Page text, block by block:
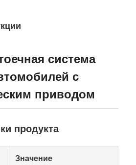
система
с
приводом
продукта
Значение